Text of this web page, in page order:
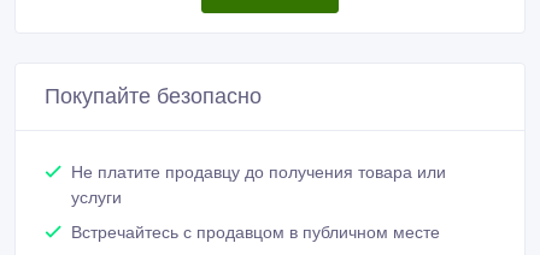
Покупайте безопасно
Не платите продавцу до получения товара или
услуги
Встречайтесь с продавцом в публичном месте